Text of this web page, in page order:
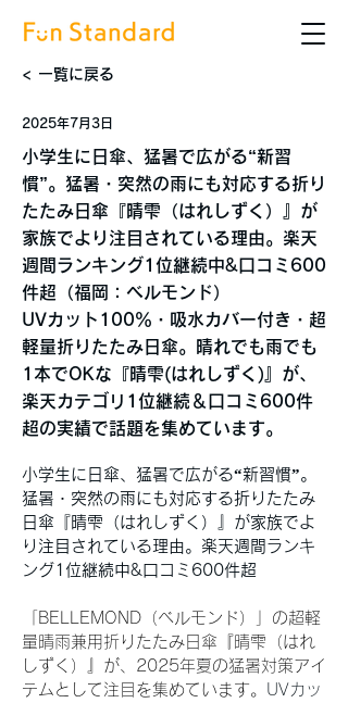
< 一覧に戻る
2025年7月3日
小学生に日傘、猛暑で広がる“新習
慣”。猛暑・突然の雨にも対応する折り
たたみ日傘『晴雫（はれしずく）』が
家族でより注目されている理由。楽天
週間ランキング1位継続中&口コミ600
件超（福岡：ベルモンド）
UVカット100％・吸水カバー付き・超
軽量折りたたみ日傘。晴れでも雨でも
1本でOKな『晴雫(はれしずく)』が、
楽天カテゴリ1位継続＆口コミ600件
超の実績で話題を集めています。
小学生に日傘、猛暑で広がる“新習慣”。
猛暑・突然の雨にも対応する折りたたみ
日傘『晴雫（はれしずく）』が家族でよ
り注目されている理由。楽天週間ランキ
ング1位継続中&口コミ600件超
「BELLEMOND（ベルモンド）」の超軽
量晴雨兼用折りたたみ日傘『晴雫（はれ
しずく）』が、2025年夏の猛暑対策アイ
テムとして注目を集めています。 UVカッ